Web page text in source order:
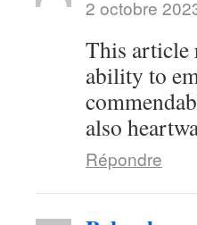
2 octobre
This article
ability to
also
Répondre